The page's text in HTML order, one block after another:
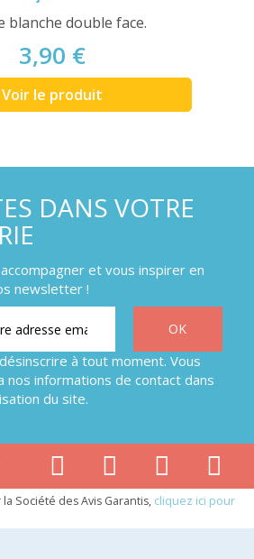
blanche double face.
3,90 €
Voir le produit
DANS VOTRE
et vous inspirer en
newsletter !
à tout moment. Vous
nos informations de contact dans
du site.
Société des Avis Garantis, cliquez ici pour